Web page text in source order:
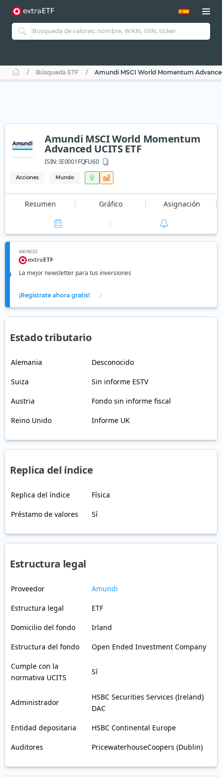
Búsqueda ETF Amundi MSCI World Momentum
Amundi MSCI World Momentum
Advanced UCITS ETF
ISIN:IE0001FQFU60
Acciones Mundo
Resumen Gráfico Asignación
ANUNCIO
La mejor newsletter para tus inversiones
¡Regístrate ahora gratis!
Estado tributario
Alemania Desconocido
Suiza Sin informe ESTV
Austria Fondo sin informe fiscal
Reino Unido Informe UK
Replica del índice
Replica del índice Física
Préstamo de valores Sí
Estructura legal
Proveedor Amundi
Estructura legal ETF
Domicilio del fondo Irland
Estructura del fondo Open Ended Investment Company
Cumple con la
normativa UCITS
Sí
Administrador
HSBC Securities Services (Ireland)
DAC
Entidad depositaria HSBC Continental Europe
Auditores PricewaterhouseCoopers (Dublin)